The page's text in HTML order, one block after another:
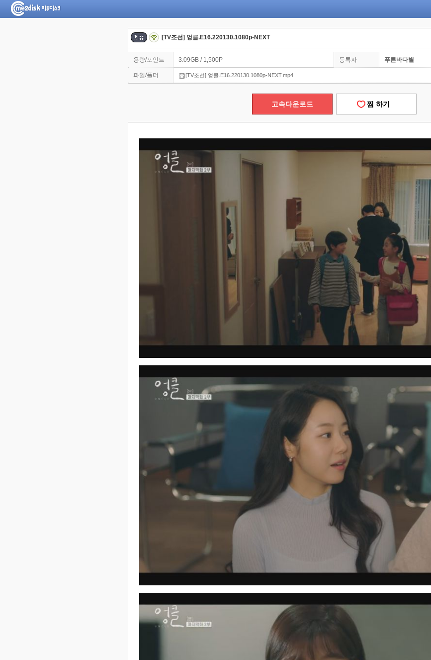
[TV조선] 엉클.E16.220130.1080p-NEXT
용량/포인트 3.09GB / 1,500P 등록자 푸른바다별
파일/폴더 [TV조선] 엉클.E16.220130.1080p-NEXT.mp4
고속다운로드 찜 하기